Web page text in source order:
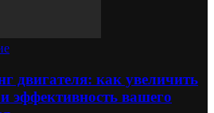
двигателя: как увеличить
эффективность вашего